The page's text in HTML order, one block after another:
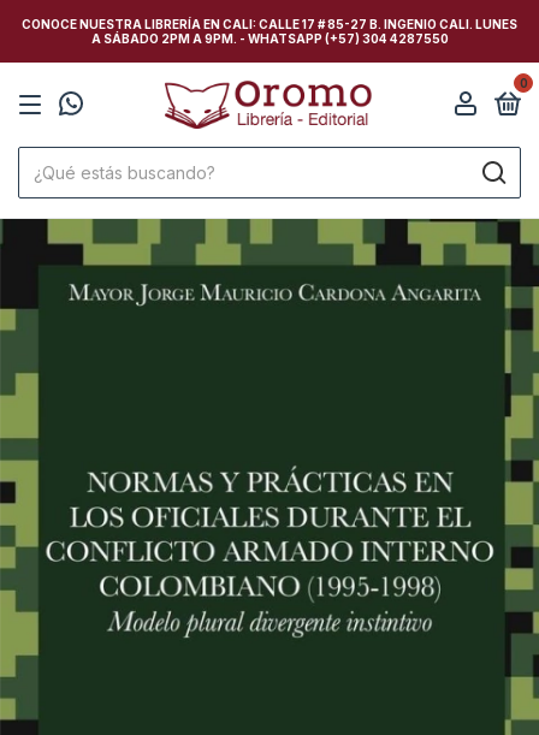
CONOCE NUESTRA LIBRERÍA EN CALI: CALLE 17 # 85-27 B. INGENIO CALI. LUNES
A SÁBADO 2PM A 9PM. - WHATSAPP (+57) 304 4287550
0